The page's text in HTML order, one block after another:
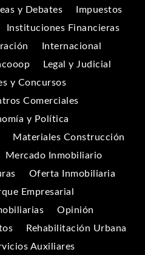
y Debates
Impuestos
Instituciones Financieras
Internacional
Legal y Judicial
y Concursos
Comerciales
y Política
Materiales Construcción
Mercado Inmobiliario
Oferta Inmobiliaria
Empresarial
Opinión
Rehabilitación Urbana
Auxiliares